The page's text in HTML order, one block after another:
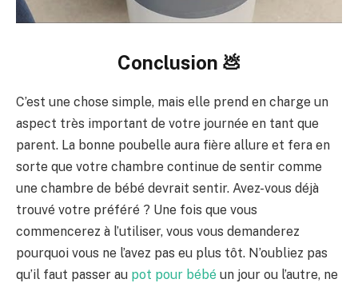
Conclusion 💩
C’est une chose simple, mais elle prend en charge un
aspect très important de votre journée en tant que
parent. La bonne poubelle aura fière allure et fera en
sorte que votre chambre continue de sentir comme
une chambre de bébé devrait sentir. Avez-vous déjà
trouvé votre préféré ? Une fois que vous
commencerez à l’utiliser, vous vous demanderez
pourquoi vous ne l’avez pas eu plus tôt. N’oubliez pas
qu’il faut passer au pot pour bébé un jour ou l’autre, ne